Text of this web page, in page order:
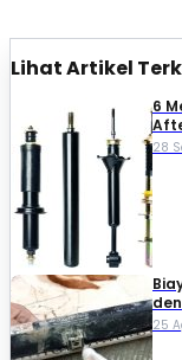
Lihat Artikel
6
28
25